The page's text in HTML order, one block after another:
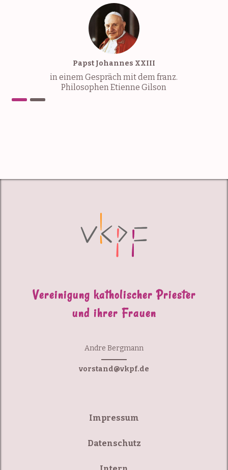
Papst Johannes XXIII
in einem Gespräch mit dem franz.
Philosophen Etienne Gilson
Vereinigung katholischer Priester
und ihrer Frauen
Andre Bergmann
vorstand@vkpf.de
Impressum
Datenschutz